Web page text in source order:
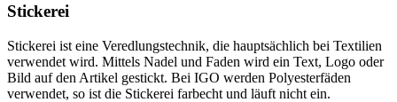
Stickerei
Stickerei ist eine Veredlungstechnik, die hauptsächlich bei Textilien
verwendet wird. Mittels Nadel und Faden wird ein Text, Logo oder
Bild auf den Artikel gestickt. Bei IGO werden Polyesterfäden
verwendet, so ist die Stickerei farbecht und läuft nicht ein.